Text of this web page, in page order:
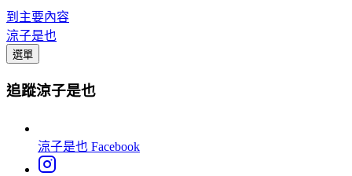
到主要內容
涼子是也
選單
追蹤涼子是也
涼子是也 Facebook